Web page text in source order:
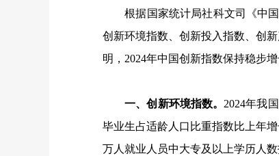
根据国家统计局社科文司《中国
创新环境指数、创新投入指数、创
明， 2024年中国创新指数保持稳步
一、创新环境指数。 2024年我
毕业生占适龄人口比重指数比上年增
万人就业人员中大专及以上学历人